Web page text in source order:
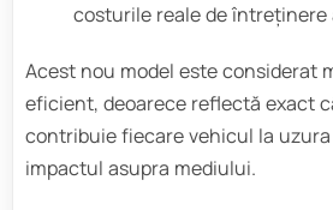
costurile reale de întreținere
Acest nou model este considerat
eficient, deoarece reflectă exact
contribuie fiecare vehicul la
impactul asupra mediului.